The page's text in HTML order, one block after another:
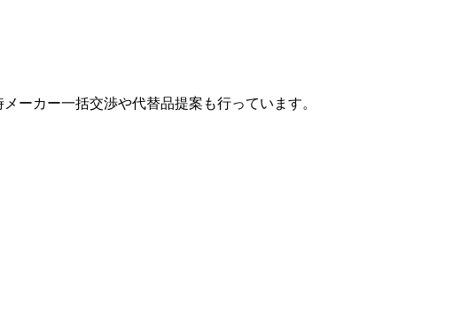
ーカー一括交渉や代替品提案も行っています。